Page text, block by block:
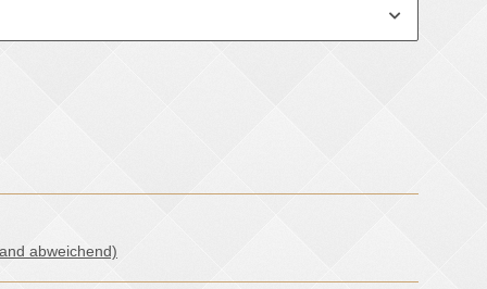
abweichend)